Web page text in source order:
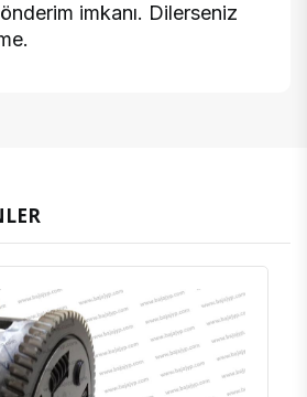
imkanı. Dilerseniz